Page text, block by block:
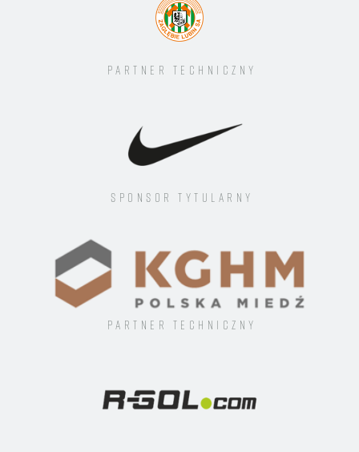
Partner techniczny
Sponsor tytularny
Partner techniczny